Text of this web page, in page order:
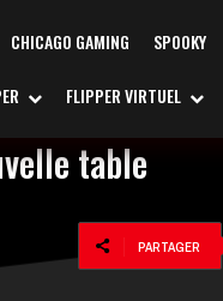
CHICAGO GAMING SPOOKY
FLIPPER VIRTUEL
table
PARTAGER